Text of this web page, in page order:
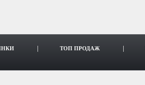
ТОП ПРОДАЖ